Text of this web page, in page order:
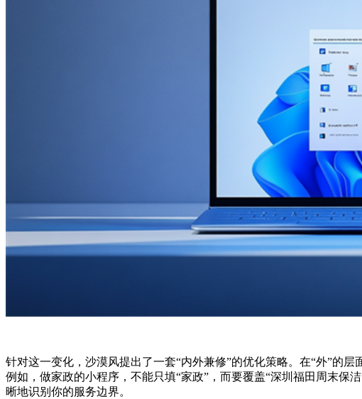
针对这一变化，沙漠风提出了一套“内外兼修”的优化策略。在“外”的
例如，做家政的小程序，不能只填“家政”，而要覆盖“深圳福田周末保
晰地识别你的服务边界。